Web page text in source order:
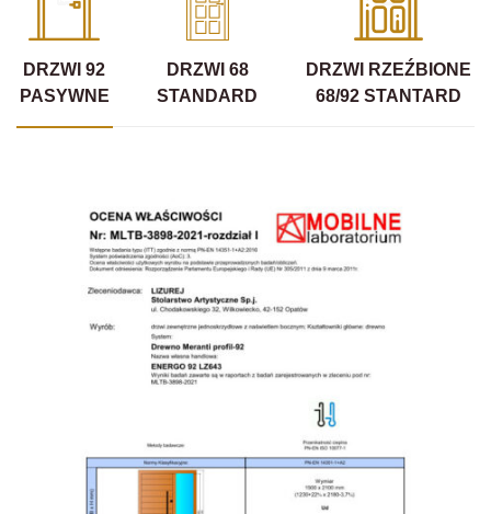
DRZWI 92
PASYWNE
DRZWI 68
STANDARD
DRZWI RZEŹBIONE
68/92 STANTARD